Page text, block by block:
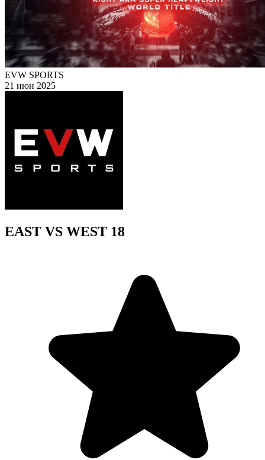
EVW SPORTS
21 июн 2025
EAST VS WEST 18